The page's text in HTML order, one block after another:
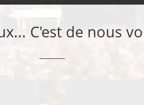
C'est de nous